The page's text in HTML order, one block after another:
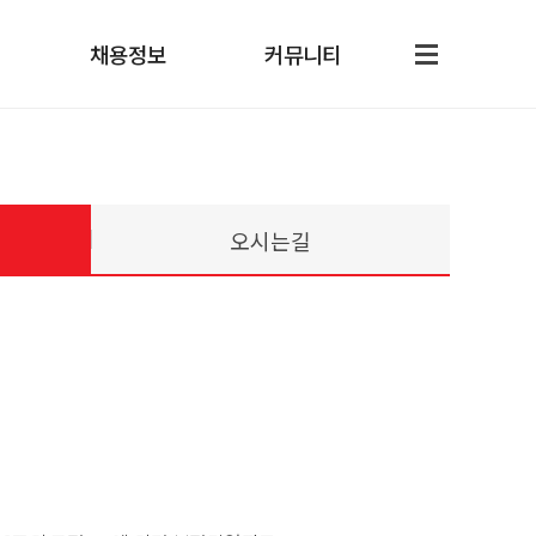
채용정보 커뮤니티
오시는길